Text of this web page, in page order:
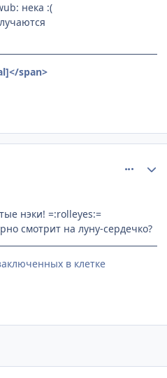
нека :(
</span>
нэки! =:rolleyes:=
смотрит на луну-сердечко?
в клетке